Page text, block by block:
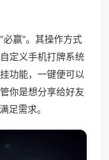
赢”。其操作方式
定义手机打牌系统
功能，一键便可以
你是想分享给好友
足需求。